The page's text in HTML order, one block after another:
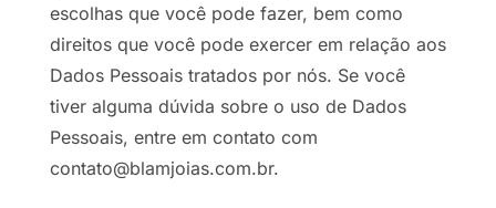
escolhas que você pode fazer, bem como
direitos que você pode exercer em relação aos
Dados Pessoais tratados por nós. Se você
tiver alguma dúvida sobre o uso de Dados
Pessoais, entre em contato com
contato@blamjoias.com.br.